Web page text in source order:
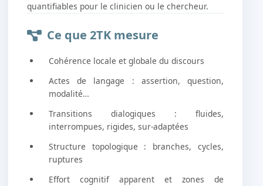
quantifiables pour le clinicien ou le chercheur.
Ce que 2TK mesure
Cohérence locale et globale du discours
Actes de langage : assertion, question,
modalité…
Transitions dialogiques : fluides,
interrompues, rigides, sur-adaptées
Structure topologique : branches, cycles,
ruptures
Effort cognitif apparent et zones de